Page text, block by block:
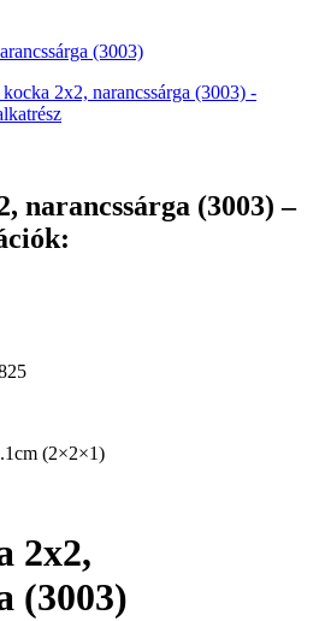
(3003)
narancssárga (3003) –
(2×2×1)
2x2,
(3003)